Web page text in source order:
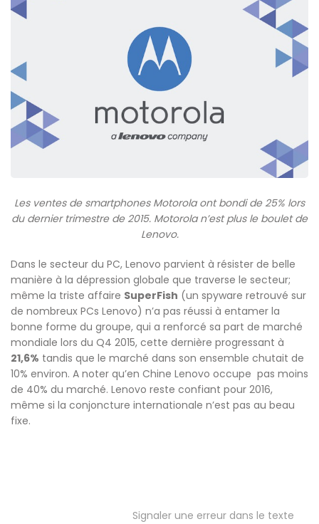
Les ventes de smartphones Motorola ont bondi de 25% lors
du dernier trimestre de 2015. Motorola n’est plus le boulet de
Lenovo.
Dans le secteur du PC, Lenovo parvient à résister de belle
manière à la dépression globale que traverse le secteur;
même la triste affaire SuperFish (un spyware retrouvé sur
de nombreux PCs Lenovo) n’a pas réussi à entamer la
bonne forme du groupe, qui a renforcé sa part de marché
mondiale lors du Q4 2015, cette dernière progressant à
21,6% tandis que le marché dans son ensemble chutait de
10% environ. A noter qu’en Chine Lenovo occupe pas moins
de 40% du marché. Lenovo reste confiant pour 2016,
même si la conjoncture internationale n’est pas au beau
fixe.
Signaler une erreur dans le texte